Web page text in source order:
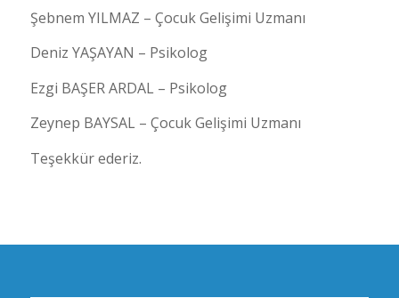
Şebnem YILMAZ – Çocuk Gelişimi Uzmanı
Deniz YAŞAYAN – Psikolog
Ezgi BAŞER ARDAL – Psikolog
Zeynep BAYSAL – Çocuk Gelişimi Uzmanı
Teşekkür ederiz.